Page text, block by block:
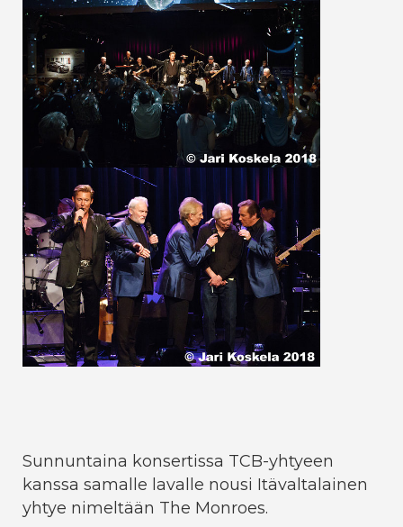
Sunnuntaina konsertissa TCB-yhtyeen
kanssa samalle lavalle nousi Itävaltalainen
yhtye nimeltään The Monroes.